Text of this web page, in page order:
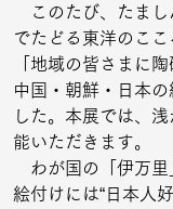
このたび、たまし
でたどる東洋のここ
「地域の皆さまに
中国・朝鮮・日本
した。本展では、
能いただきます。
わが国の「伊万里
絵付けには“日本人